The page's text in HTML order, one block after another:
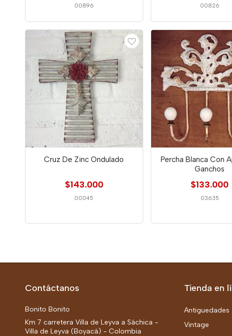
00896 00826
Cruz De Zinc Ondulado
$143.000
00045
Percha Blanca Con
Ganchos
$133.000
03635
Contáctanos
Bonito Bonito
Km 7 carretera Villa de Leyva a Sáchica -
Villa de Leyva (Boyacá) - Colombia
Tienda en
Antiguedades
Vintage